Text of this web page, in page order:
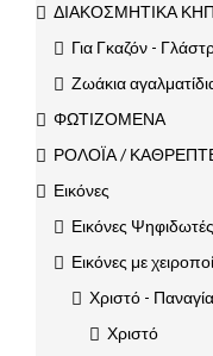
ΔΙΑΚΟΣΜΗΤΙΚΑ
Για Γκαζόν -
Ζωάκια
ΦΩΤΙΖΟΜΕΝΑ
ΡΟΛΟΪΑ /
Εικόνες
Εικόνες Ψηφιδωτές
Εικόνες με
Χριστό - Παναγία
Χριστό